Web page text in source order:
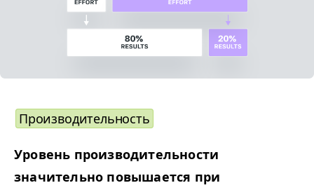
Производительность
Уровень производительности
значительно повышается при